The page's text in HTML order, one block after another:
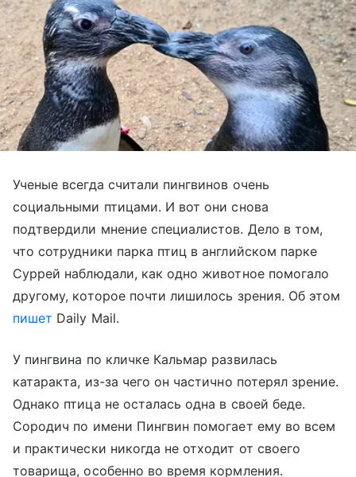
Ученые всегда считали пингвинов очень
социальными птицами. И вот они снова
подтвердили мнение специалистов. Дело в том,
что сотрудники парка птиц в английском парке
Суррей наблюдали, как одно животное помогало
другому, которое почти лишилось зрения. Об этом
пишет Daily Mail.
У пингвина по кличке Кальмар развилась
катаракта, из-за чего он частично потерял зрение.
Однако птица не осталась одна в своей беде.
Сородич по имени Пингвин помогает ему во всем
и практически никогда не отходит от своего
товарища, особенно во время кормления.